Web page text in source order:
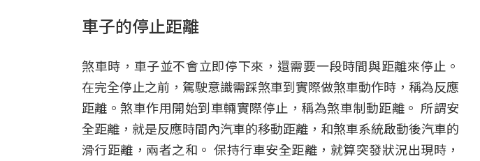
車子的停止距離
煞車時，車子並不會立即停下來，還需要一段時間與距離來停止。
在完全停止之前，駕駛意識需踩煞車到實際做煞車動作時，稱為反應
距離。煞車作用開始到車輛實際停止，稱為煞車制動距離。 所謂安
全距離，就是反應時間內汽車的移動距離，和煞車系統啟動後汽車的
滑行距離，兩者之和。 保持行車安全距離，就算突發狀況出現時，